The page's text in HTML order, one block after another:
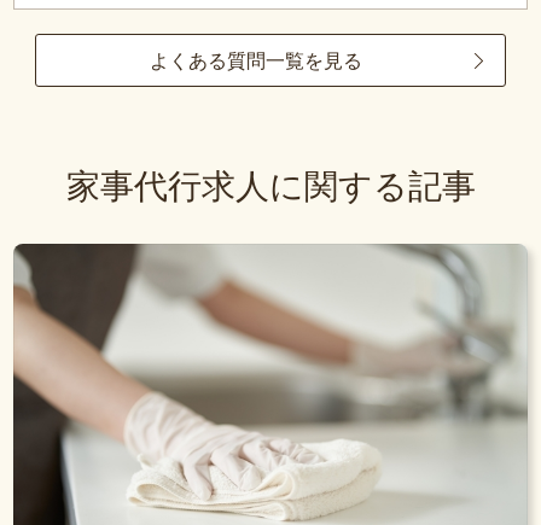
よくある質問一覧を見る
家事代行求人に関する記事